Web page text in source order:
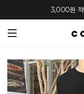
3,000원 적